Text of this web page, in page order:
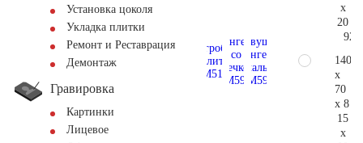
Установка цоколя
Укладка плитки
Ремонт и Реставрация
Демонтаж
Гравировка
Картинки
Лицевое
x
20
140
x
70
x 8
15
x